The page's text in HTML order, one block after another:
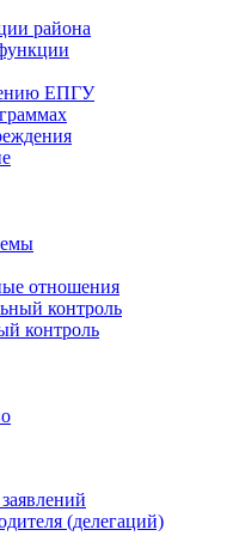
района
ЕПГУ
отношения
контроль
контроль
(делегаций)